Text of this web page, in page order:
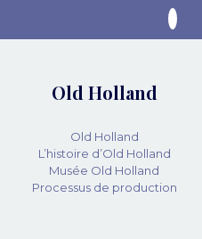
Old Holland
Old Holland
L’histoire d’Old Holland
Musée Old Holland
Processus de production